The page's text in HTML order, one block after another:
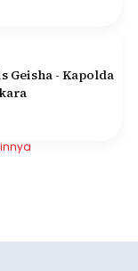
Geisha - Kapolda